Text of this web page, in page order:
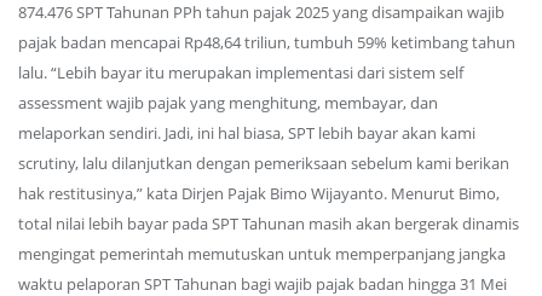
874.476 SPT Tahunan PPh tahun pajak 2025 yang disampaikan wajib
pajak badan mencapai Rp48,64 triliun, tumbuh 59% ketimbang tahun
lalu. “Lebih bayar itu merupakan implementasi dari sistem self
assessment wajib pajak yang menghitung, membayar, dan
melaporkan sendiri. Jadi, ini hal biasa, SPT lebih bayar akan kami
scrutiny, lalu dilanjutkan dengan pemeriksaan sebelum kami berikan
hak restitusinya,” kata Dirjen Pajak Bimo Wijayanto. Menurut Bimo,
total nilai lebih bayar pada SPT Tahunan masih akan bergerak dinamis
mengingat pemerintah memutuskan untuk memperpanjang jangka
waktu pelaporan SPT Tahunan bagi wajib pajak badan hingga 31 Mei